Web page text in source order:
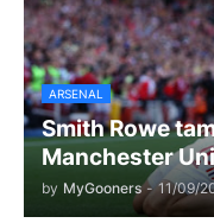
ARSENAL
Smith Rowe
Manchester
by MyGooners - 11/09/